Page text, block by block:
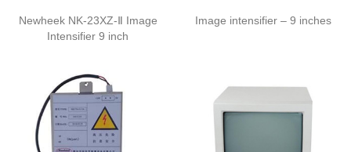
Newheek NK-23XZ-Ⅱ Image
Intensifier 9 inch
Image intensifier – 9 inches